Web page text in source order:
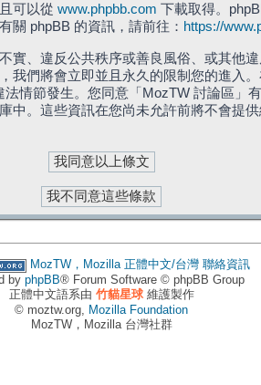
可以從 www.phpbb.com 下載取得。
關 phpBB 的資訊，請前往： https://
實、違反公共秩序或善良風俗、或其他
我們將會立即並且永久的限制您的進入
情節發生。您同意「MozTW 討論區」
中。這些資訊在您尚未允許前將不會提
MozTW，Mozilla 正體中文/台灣 聯絡資訊
by phpBB® Forum Software © phpBB Group
正體中文語系由 竹貓星球維護製作
© moztw.org, Mozilla Foundation
MozTW，Mozilla 台灣社群